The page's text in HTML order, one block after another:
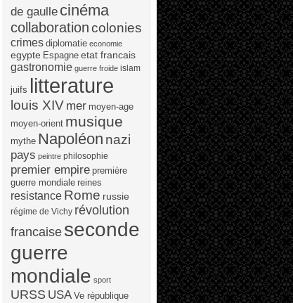
de gaulle cinéma
collaborationcolonies
crimes diplomatie economie
egypte Espagne etat francais
gastronomie guerre froide islam
juifs litterature
louis XIV mer moyen-age
moyen-orient musique
mythe Napoléon nazi
pays peintre philosophie
premier empire première
guerre mondiale reines
resistance Rome russie
régime de Vichy révolution
francaise seconde
guerre
mondiale sport
URSS USA Ve république